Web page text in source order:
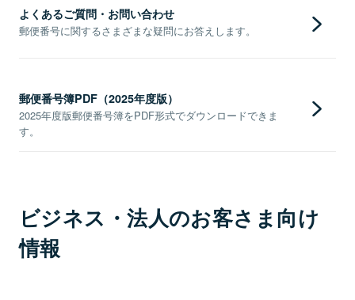
よくあるご質問・お問い合わせ
郵便番号に関するさまざまな疑問にお答えします。
郵便番号簿PDF（2025年度版）
2025年度版郵便番号簿をPDF形式でダウンロードできま
す。
ビジネス・法人のお客さま向け
情報